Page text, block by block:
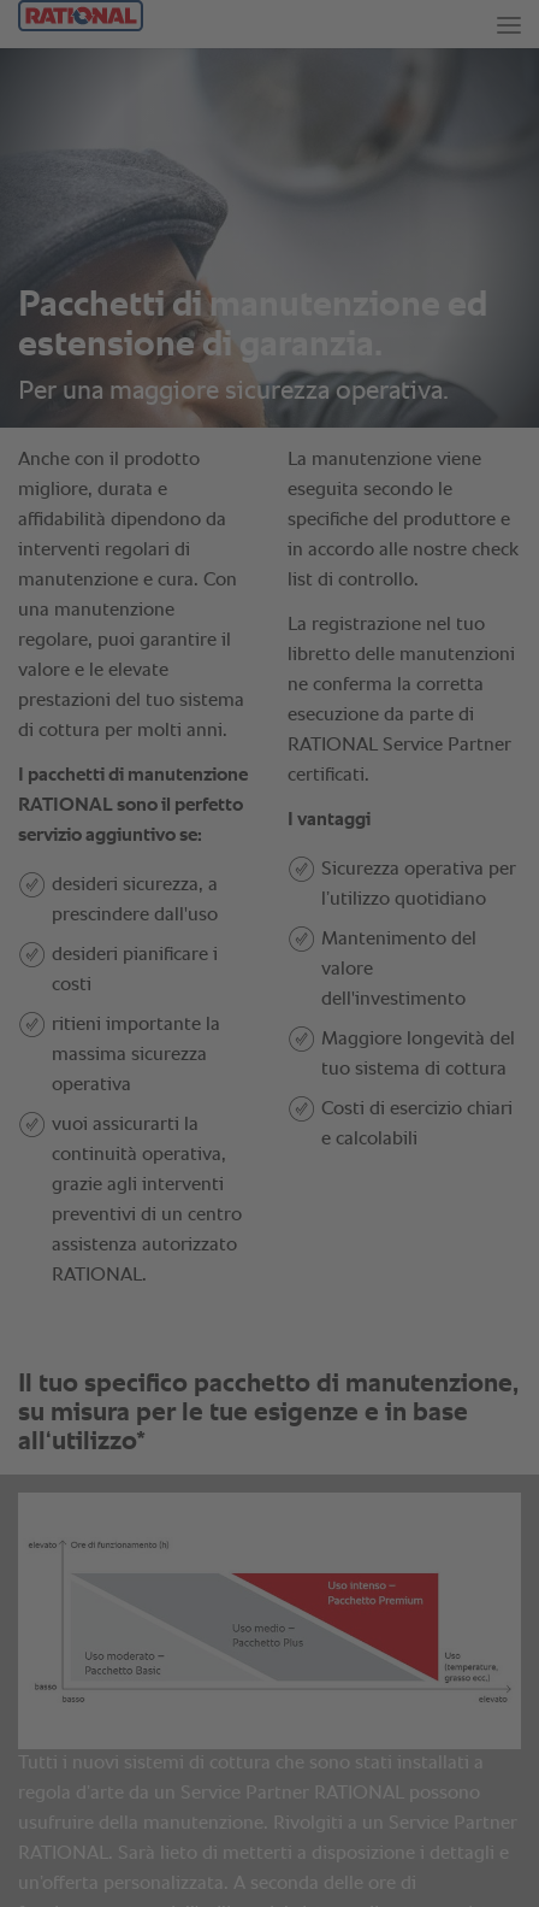
Pacchetti di manutenzione ed
estensione di garanzia.
Per una maggiore sicurezza operativa.